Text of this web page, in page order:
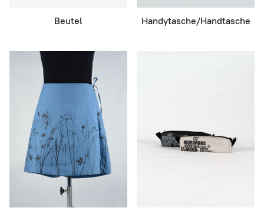
Beutel Handytasche/Handtasche